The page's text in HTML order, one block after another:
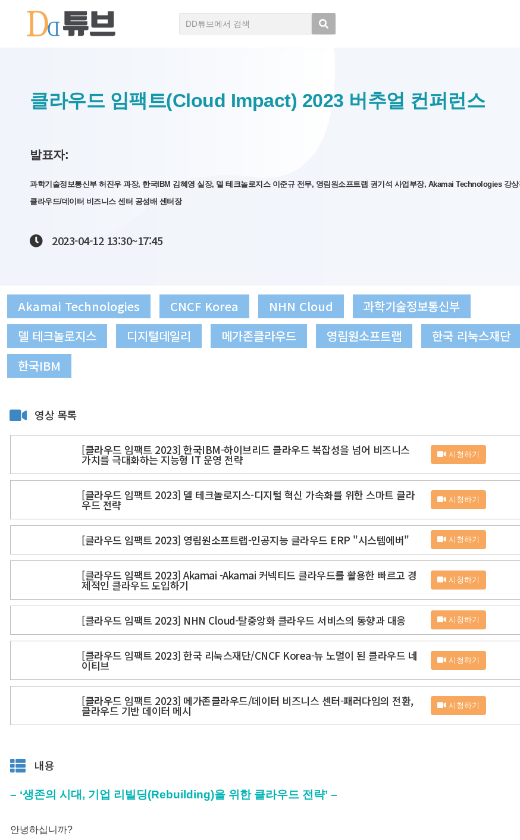
클라우드 임팩트(Cloud Impact) 2023 버추얼 컨퍼런스
발표자:
과학기술정보통신부 허진우 과장, 한국IBM 김혜영 실장, 델 테크놀로지스 이준규 전무, 영림원소프트랩 권기석 사업부장, Akamai Technologies 강
클라우드/데이터 비즈니스 센터 공성배 센터장
2023-04-12 13:30~17:45
Akamai Technologies CNCF Korea NHN Cloud
과학기술정보통신부
델 테크놀로지스
디지털데일리 메가존클라우드 영림원소프트랩
한국 리눅스재단
한국IBM
영상 목록
[클라우드 임팩트 2023] 한국IBM-하이브리드 클라우드 복잡성을 넘어 비즈니스
가치를 극대화하는 지능형 IT 운영 전략 시청하기
[클라우드 임팩트 2023] 델 테크놀로지스-디지털 혁신 가속화를 위한 스마트 클라
우드 전략 시청하기
[클라우드 임팩트 2023] 영림원소프트랩-인공지능 클라우드 ERP "시스템에버" 시청하기
[클라우드 임팩트 2023] Akamai -Akamai 커넥티드 클라우드를 활용한 빠르고 경
제적인 클라우드 도입하기 시청하기
[클라우드 임팩트 2023] NHN Cloud-탈중앙화 클라우드 서비스의 동향과 대응 시청하기
[클라우드 임팩트 2023] 한국 리눅스재단/CNCF Korea-뉴 노멀이 된 클라우드 네
이티브 시청하기
[클라우드 임팩트 2023] 메가존클라우드/데이터 비즈니스 센터-패러다임의 전환,
클라우드 기반 데이터 메시 시청하기
내용
– ‘생존의 시대, 기업 리빌딩(Rebuilding)을 위한 클라우드 전략’ –
안녕하십니까?